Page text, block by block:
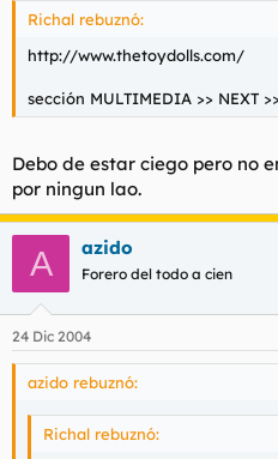
Richal rebuznó:
http://www.thetoydolls.com/
sección MULTIMEDIA >> NEXT
Debo de estar ciego pero no
por ningun lao.
A azido
Forero del todo a cien
24 Dic 2004
azido rebuznó:
Richal rebuznó: